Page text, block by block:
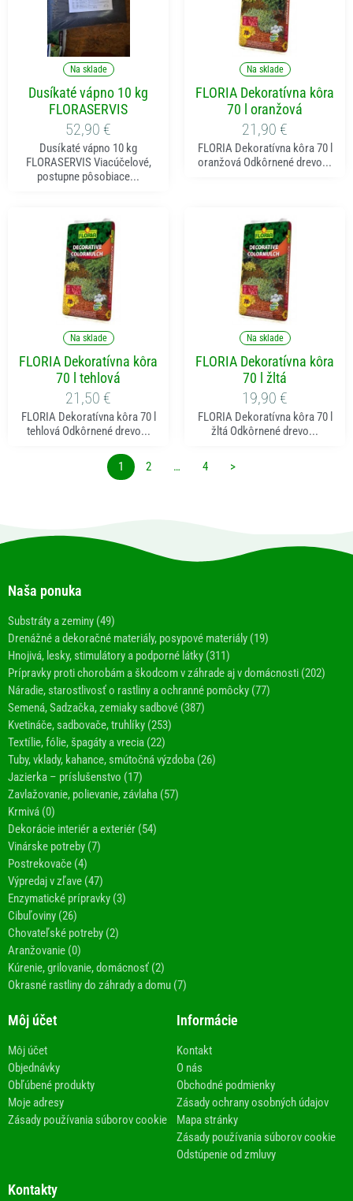
Pridať do košíka
Na sklade
Dusíkaté vápno 10 kg
FLORASERVIS
52,90 €
Dusíkaté vápno 10 kg
FLORASERVIS Viacúčelové,
postupne pôsobiace...
Pridať do košíka
Na sklade
FLORIA Dekoratívna kôra
70 l oranžová
21,90 €
FLORIA Dekoratívna kôra 70 l
oranžová Odkôrnené drevo...
Pridať do košíka
Na sklade
FLORIA Dekoratívna kôra
70 l tehlová
21,50 €
FLORIA Dekoratívna kôra 70 l
tehlová Odkôrnené drevo...
Pridať do košíka
Na sklade
FLORIA Dekoratívna kôra
70 l žltá
19,90 €
FLORIA Dekoratívna kôra 70 l
žltá Odkôrnené drevo...
1 2 … 4 >
Naša ponuka
Substráty a zeminy (49)
Drenážné a dekoračné materiály, posypové materiály (19)
Hnojivá, lesky, stimulátory a podporné látky (311)
Prípravky proti chorobám a škodcom v záhrade aj v domácnosti (202)
Náradie, starostlivosť o rastliny a ochranné pomôcky (77)
Semená, Sadzačka, zemiaky sadbové (387)
Kvetináče, sadbovače, truhlíky (253)
Textílie, fólie, špagáty a vrecia (22)
Tuby, vklady, kahance, smútočná výzdoba (26)
Jazierka – príslušenstvo (17)
Zavlažovanie, polievanie, závlaha (57)
Krmivá (0)
Dekorácie interiér a exteriér (54)
Vinárske potreby (7)
Postrekovače (4)
Výpredaj v zľave (47)
Enzymatické prípravky (3)
Cibuľoviny (26)
Chovateľské potreby (2)
Aranžovanie (0)
Kúrenie, grilovanie, domácnosť (2)
Okrasné rastliny do záhrady a domu (7)
Môj účet
Môj účet
Objednávky
Obľúbené produkty
Moje adresy
Zásady používania súborov cookie
Informácie
Kontakt
O nás
Obchodné podmienky
Zásady ochrany osobných údajov
Mapa stránky
Zásady používania súborov cookie
Odstúpenie od zmluvy
Kontakty